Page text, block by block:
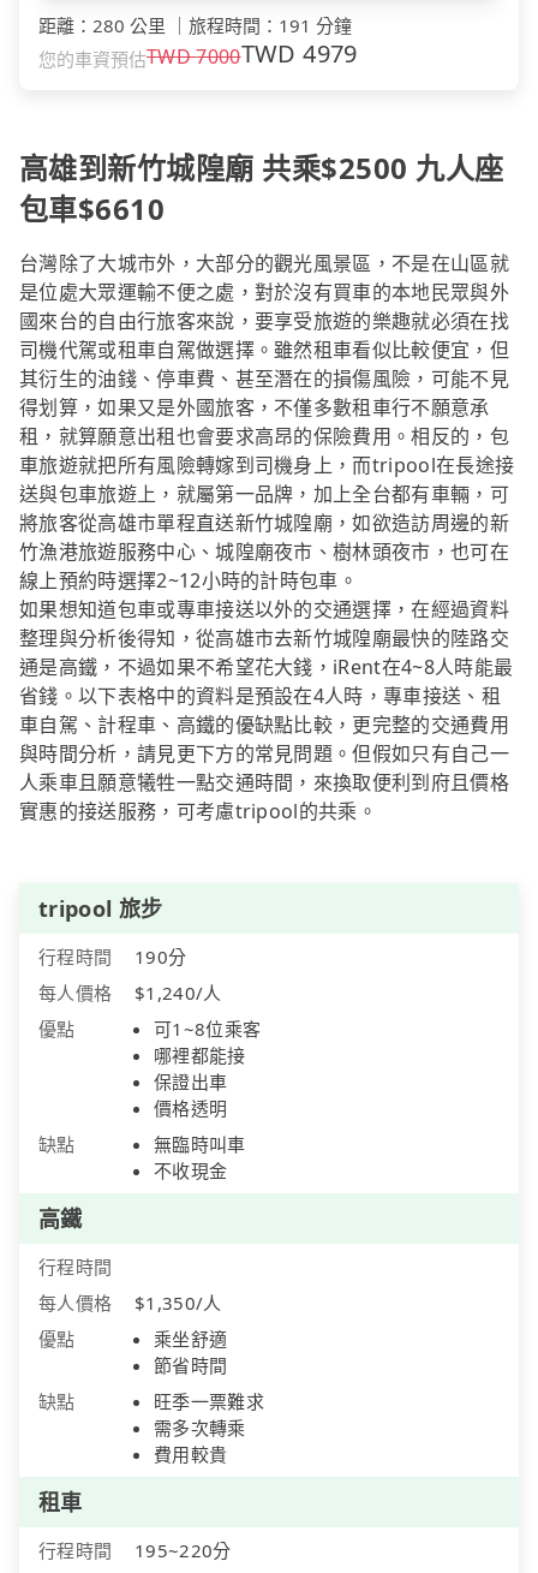
距離 ： 280 公里 旅程時間 ： 191 分鐘
您的車資預估TWD7000TWD4979
高雄到新竹城隍廟 共乘$2500 九人座
包車$6610
台灣除了大城市外，大部分的觀光風景區，不是在山區就
是位處大眾運輸不便之處，對於沒有買車的本地民眾與外
國來台的自由行旅客來說，要享受旅遊的樂趣就必須在找
司機代駕或租車自駕做選擇。雖然租車看似比較便宜，但
其衍生的油錢、停車費、甚至潛在的損傷風險，可能不見
得划算，如果又是外國旅客，不僅多數租車行不願意承
租，就算願意出租也會要求高昂的保險費用。相反的，包
車旅遊就把所有風險轉嫁到司機身上，而tripool在長途接
送與包車旅遊上，就屬第一品牌，加上全台都有車輛，可
將旅客從高雄市單程直送新竹城隍廟，如欲造訪周邊的新
竹漁港旅遊服務中心、城隍廟夜市、樹林頭夜市，也可在
線上預約時選擇2~12小時的計時包車。
如果想知道包車或專車接送以外的交通選擇，在經過資料
整理與分析後得知，從高雄市去新竹城隍廟最快的陸路交
通是高鐵，不過如果不希望花大錢，iRent在4~8人時能最
省錢。以下表格中的資料是預設在4人時，專車接送、租
車自駕、計程車、高鐵的優缺點比較，更完整的交通費用
與時間分析，請見更下方的常見問題。但假如只有自己一
人乘車且願意犧牲一點交通時間，來換取便利到府且價格
實惠的接送服務，可考慮tripool的共乘。
tripool 旅步
行程時間
190分
每人價格
$1,240/人
優點
可1~8位乘客
哪裡都能接
保證出車
價格透明
缺點
無臨時叫車
不收現金
高鐵
行程時間
每人價格
$1,350/人
優點
乘坐舒適
節省時間
缺點
旺季一票難求
需多次轉乘
費用較貴
租車
行程時間
195~220分